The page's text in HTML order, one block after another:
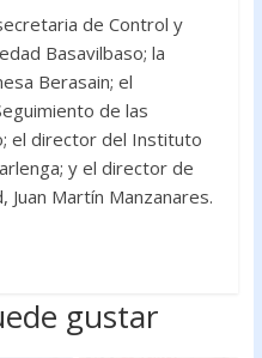
de Control y
Basavilbaso; la
Berasain; el
de las
el director del Instituto
y el director de
Juan Martín Manzanares.
gustar